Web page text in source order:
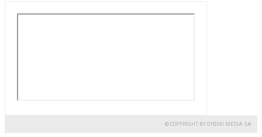
© COPYRIGHT BY GREMI MEDIA SA